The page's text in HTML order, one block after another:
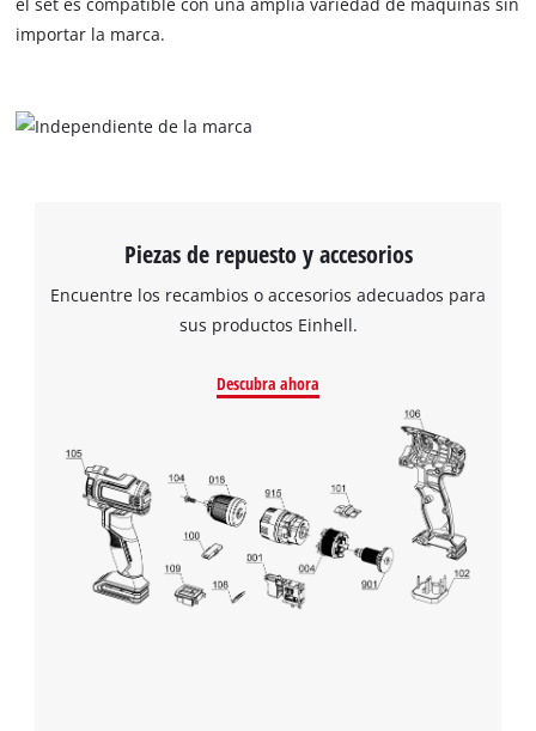
This content is not permitted to load due
to trackers that are not disclosed to the
visitor. The website owner needs to setup
Usercentrics Consent
Management Platform
el set es compatible con una amplia variedad de máquinas sin
importar la marca.
Piezas de repuesto y accesorios
Encuentre los recambios o accesorios adecuados para
sus productos Einhell.
Descubra ahora